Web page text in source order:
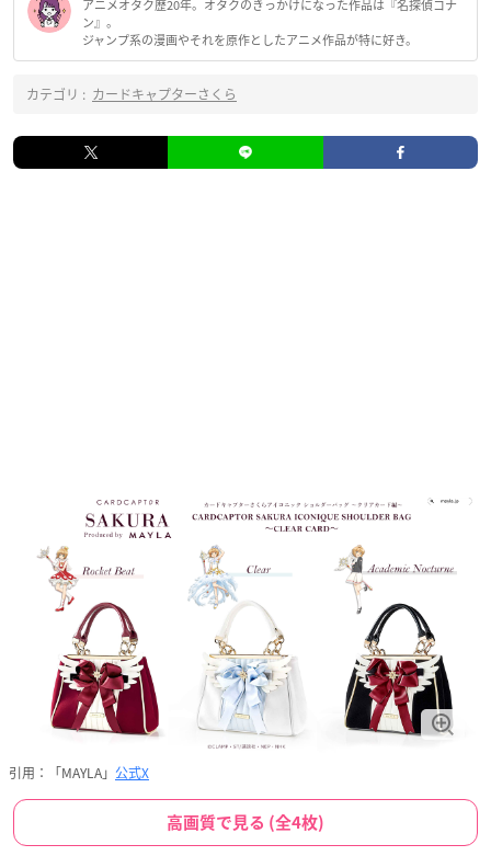
アニメオタク歴20年。オタクのきっかけになった作品は『名探偵コナ
ン』。
ジャンプ系の漫画やそれを原作としたアニメ作品が特に好き。
カテゴリ : カードキャプターさくら
引用：「MAYLA」 公式X
高画質で見る (全4枚)